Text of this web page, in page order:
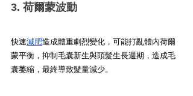
3. 荷爾蒙波動
快速減肥造成體重劇烈變化，可能打亂體內荷爾
蒙平衡，抑制毛囊新生與頭髮生長週期，造成毛
囊萎縮，最終導致髮量減少。